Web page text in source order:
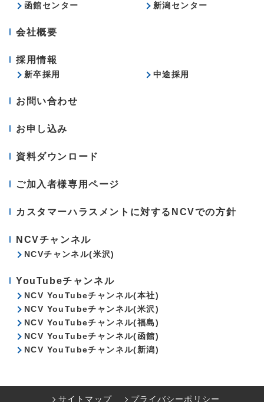
函館センター
新潟センター
会社概要
採用情報
新卒採用 中途採用
お問い合わせ
お申し込み
資料ダウンロード
ご加入者様専用ページ
カスタマーハラスメントに対するNCVでの方針
NCVチャンネル
NCVチャンネル(米沢)
YouTubeチャンネル
NCV YouTubeチャンネル(本社)
NCV YouTubeチャンネル(米沢)
NCV YouTubeチャンネル(福島)
NCV YouTubeチャンネル(函館)
NCV YouTubeチャンネル(新潟)
サイトマップ プライバシーポリシー